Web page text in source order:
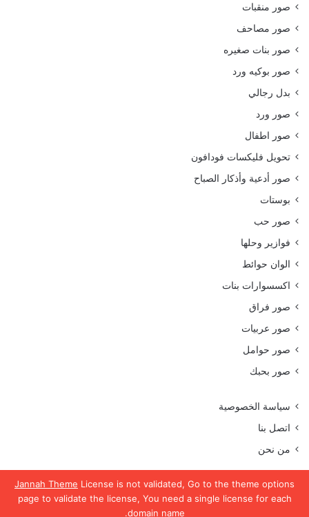
Jannah Theme License is not validated, Go to the theme options
page to validate the license, You need a single license for each
domain name.
صور منقبات
صور مصاحف
صور بنات صغيره
صور بوكيه ورد
بدل رجالي
صور ورد
صور اطفال
تحويل فليكسات فودافون
صور أدعية وأذكار الصباح
بوستات
صور حب
فوازير وحلها
الوان حوائط
اكسسوارات بنات
صور فراق
صور عربيات
صور حوامل
صور بحبك
سياسة الخصوصية
اتصل بنا
من نحن
جميع الحقوق محفوظة موقع رمسة عرب 2023